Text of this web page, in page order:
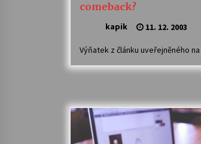
comeback?
kapik 11. 12. 2003
Výňatek z článku uveřejněného